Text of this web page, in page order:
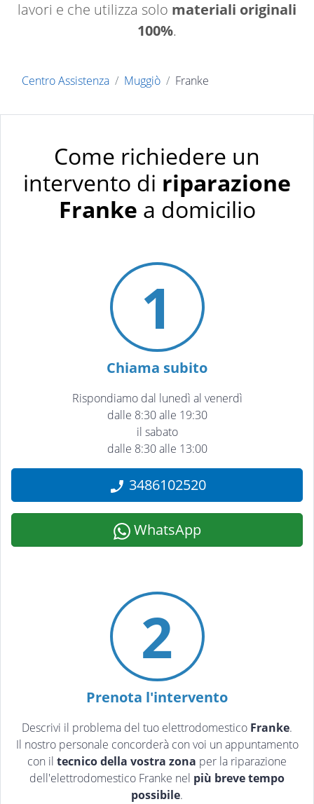
lavori e che utilizza solo materiali originali
100%.
Centro Assistenza Muggiò Franke
Come richiedere un
intervento di riparazione
Franke a domicilio
1
Chiama subito
Rispondiamo dal lunedì al venerdì
dalle 8:30 alle 19:30
il sabato
dalle 8:30 alle 13:00
3486102520
WhatsApp
2
Prenota l'intervento
Descrivi il problema del tuo elettrodomestico Franke.
Il nostro personale concorderà con voi un appuntamento
con il tecnico della vostra zona per la riparazione
dell'elettrodomestico Franke nel più breve tempo
possibile.